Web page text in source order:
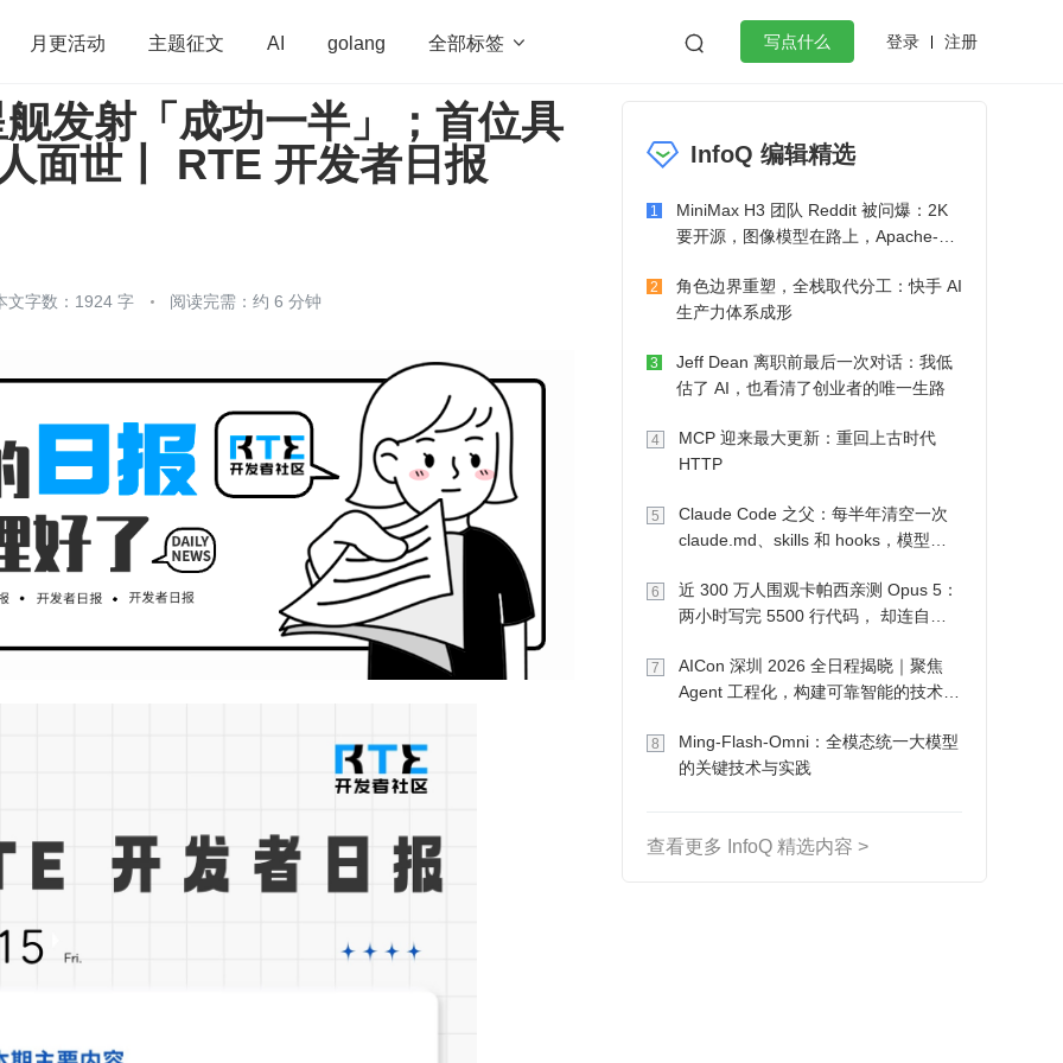
月更活动 主题征文 AI golang 全部标签   写点什么 登录 注册
算法 学习方法 Web3.0 高效工作
员 运维 深度思考 低代码 redis 微服务架构 flutter
发射「成功一半」；首位具
面世丨 RTE 开发者日报
文字数：1924 字 阅读完需：约 6 分钟
InfoQ 编辑精选
1
MiniMax H3 团队 Reddit 被问爆：2K
要开源，图像模型在路上，Apache-2.0
2
角色边界重塑，全栈取代分工：快手 AI
生产力体系成形
3
Jeff Dean 离职前最后一次对话：我低
估了 AI，也看清了创业者的唯一生路
4
MCP 迎来最大更新：重回上古时代
HTTP
5
Claude Code 之父：每半年清空一次
claude.md、skills 和 hooks，模型自
6
近 300 万人围观卡帕西亲测 Opus 5：
两小时写完 5500 行代码， 却连自己
7
AICon 深圳 2026 全日程揭晓｜聚焦
Agent 工程化，构建可靠智能的技术路
8
Ming-Flash-Omni：全模态统一大模型
的关键技术与实践
查看更多 InfoQ 精选内容 >